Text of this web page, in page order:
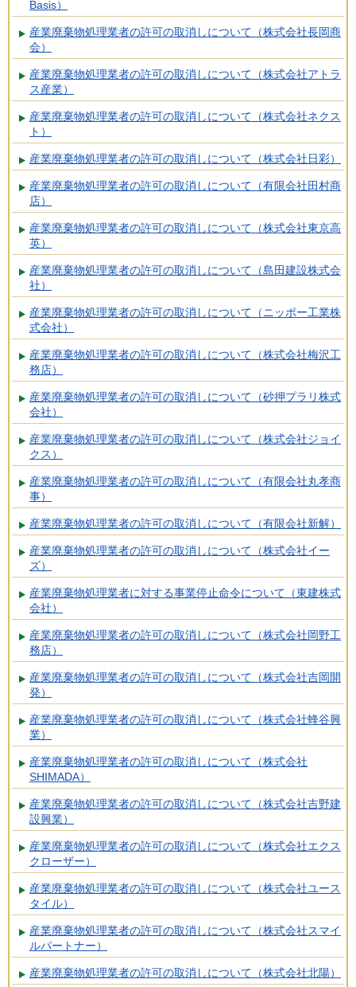
Basis）
産業廃棄物処理業者の許可の取消しについて（株式会社長岡商
会）
産業廃棄物処理業者の許可の取消しについて（株式会社アトラ
ス産業）
産業廃棄物処理業者の許可の取消しについて（株式会社ネクス
ト）
産業廃棄物処理業者の許可の取消しについて（株式会社日彩）
産業廃棄物処理業者の許可の取消しについて（有限会社田村商
店）
産業廃棄物処理業者の許可の取消しについて（株式会社東京高
英）
産業廃棄物処理業者の許可の取消しについて（島田建設株式会
社）
産業廃棄物処理業者の許可の取消しについて（ニッポー工業株
式会社）
産業廃棄物処理業者の許可の取消しについて（株式会社梅沢工
務店）
産業廃棄物処理業者の許可の取消しについて（砂押プラリ株式
会社）
産業廃棄物処理業者の許可の取消しについて（株式会社ジョイ
クス）
産業廃棄物処理業者の許可の取消しについて（有限会社丸孝商
事）
産業廃棄物処理業者の許可の取消しについて（有限会社新解）
産業廃棄物処理業者の許可の取消しについて（株式会社イー
ズ）
産業廃棄物処理業者に対する事業停止命令について（東建株式
会社）
産業廃棄物処理業者の許可の取消しについて（株式会社岡野工
務店）
産業廃棄物処理業者の許可の取消しについて（株式会社吉岡開
発）
産業廃棄物処理業者の許可の取消しについて（株式会社蜂谷興
業）
産業廃棄物処理業者の許可の取消しについて（株式会社
SHIMADA）
産業廃棄物処理業者の許可の取消しについて（株式会社吉野建
設興業）
産業廃棄物処理業者の許可の取消しについて（株式会社エクス
クローザー）
産業廃棄物処理業者の許可の取消しについて（株式会社ユース
タイル）
産業廃棄物処理業者の許可の取消しについて（株式会社スマイ
ルパートナー）
産業廃棄物処理業者の許可の取消しについて（株式会社北陽）